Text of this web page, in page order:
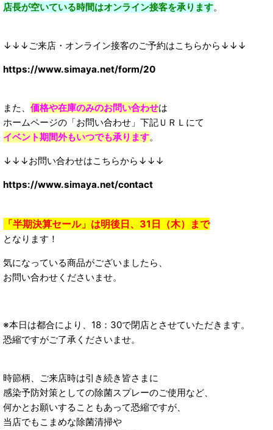
店長が空いている時間はオンライン接客を承ります。
↓↓↓ご来店・オンライン接客のご予約はこちらから↓↓↓
https://www.simaya.net/form/20
また、 価格や在庫のみのお問い合わせは
ホームページの「お問い合わせ」下記ＵＲＬにて
イベント期間外もいつでも承ります。
↓↓↓お問い合わせはこちらから↓↓↓
https://www.simaya.net/contact
「半期決算セール」は明後日、31日（木）まで
となります！
気になっている商品がございましたら、
お問い合わせくださいませ。
※本日は都合により、18：30で閉店とさせていただきます。
恐縮ですがご了承くださいませ。
時節柄、ご来店時は引き続き皆さまに
感染予防対策としての除菌スプレーのご使用など、
何かとお願いすることもあって恐縮ですが、
当店でもこまめな除菌清掃や